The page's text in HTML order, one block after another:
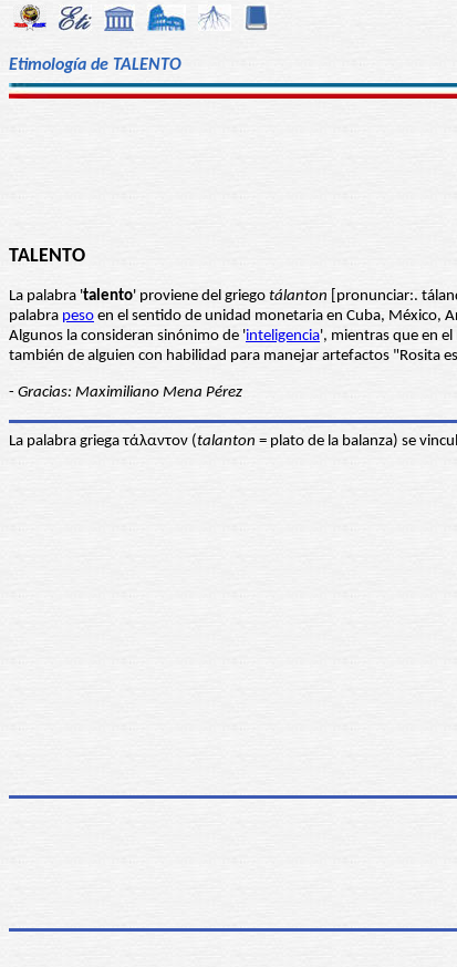
Etimología de TALENTO
TALENTO
La palabra 'talento' proviene del griego tálanton [pronunciar:.
palabra peso en el sentido de unidad monetaria en Cuba, México,
Algunos la consideran sinónimo de 'inteligencia', mientras que en
también de alguien con habilidad para manejar artefactos "Rosita
- Gracias: Maximiliano Mena Pérez
La palabra griega τάλαντον (talanton = plato de la balanza) se